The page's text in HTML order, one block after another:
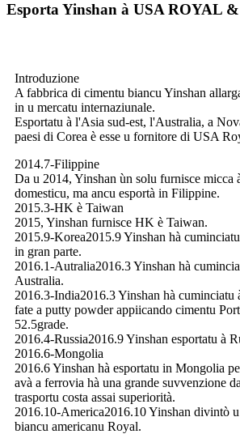
Esporta Yinshan à USA ROYAL
Introduzione
A fabbrica di cimentu biancu Yinshan
in u mercatu internaziunale.
Esportatu à l'Asia sud-est, l'Australia, a
paesi di Corea è esse u fornitore di USA
2014.7-Filippine
Da u 2014, Yinshan ùn solu furnisce micca
domesticu, ma ancu esportà in Filippine.
2015.3-HK è Taiwan
2015, Yinshan furnisce HK è Taiwan.
2015.9-Korea2015.9 Yinshan hà
in gran parte.
2016.1-Autralia2016.3 Yinshan hà
Australia.
2016.3-India2016.3 Yinshan hà cuminciatu
fate a putty powder appiicando cimentu
52.5grade.
2016.4-Russia2016.9 Yinshan esportatu à
2016.6-Mongolia
2016.6 Yinshan hà esportatu in Mongolia
avà a ferrovia hà una grande suvvenzione
trasportu costa assai superiorità.
2016.10-America2016.10 Yinshan divintò
biancu americanu Royal.